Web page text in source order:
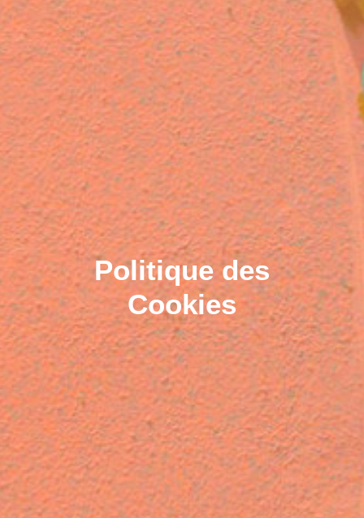
Politique des
Cookies